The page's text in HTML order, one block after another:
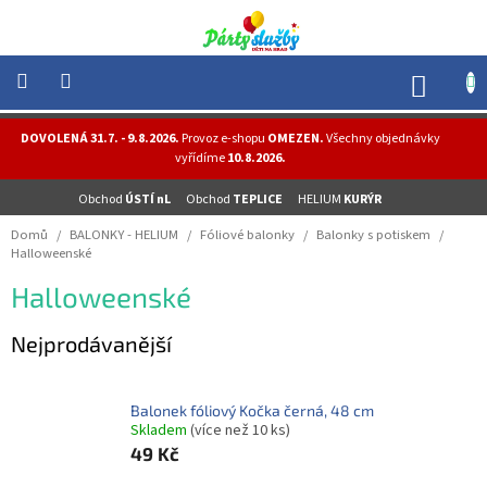
obsah
DOVOLENÁ 31.7. - 9.8.2026.Provoz e-shopu OMEZEN.Všechny objednávky
vyřídíme10.8.2026.
Obchod ÚSTÍ nL Obchod TEPLICE HELIUM KURÝR
NOVINKY
HELIUM
-
OSLAVY
MASKY
Domů / BALONKY - HELIUM / Fóliové balonky / Balonky s potiskem /
Halloweenské
Halloweenské
Nejprodávanější
Balonek fóliový Kočka černá, 48 cm
Skladem (více než 10 ks)
49 Kč